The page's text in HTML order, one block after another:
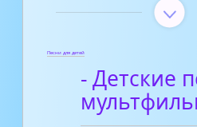
Песни для детей
- Детские